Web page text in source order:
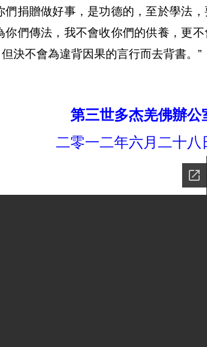
捐贈做好事，是功德的，至於學法，
們傳法，我不會收你們的供養，更不
決不會為違背因果的言行而去背書。”
第三世多杰羌佛辦公
二零一二年六月二十八